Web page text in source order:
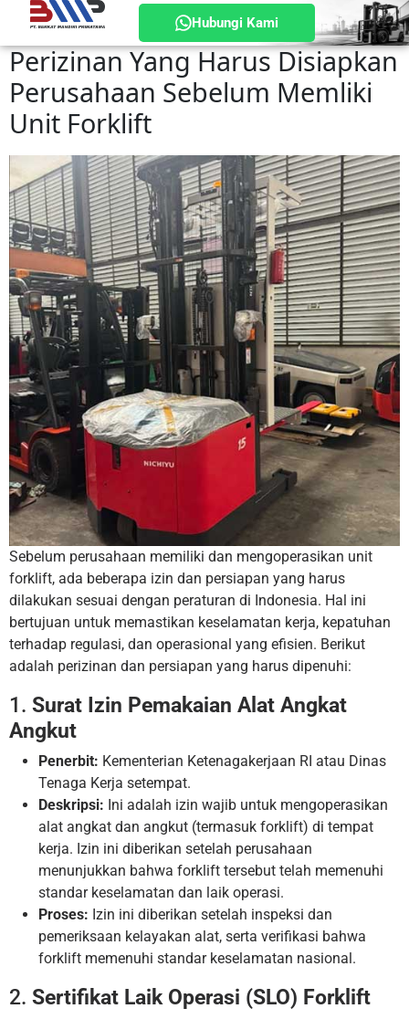
Hubungi Kami
Perizinan Yang Harus Disiapkan
Perusahaan Sebelum Memliki
Unit Forklift
Sebelum perusahaan memiliki dan mengoperasikan unit
forklift, ada beberapa izin dan persiapan yang harus
dilakukan sesuai dengan peraturan di Indonesia. Hal ini
bertujuan untuk memastikan keselamatan kerja, kepatuhan
terhadap regulasi, dan operasional yang efisien. Berikut
adalah perizinan dan persiapan yang harus dipenuhi:
1. Surat Izin Pemakaian Alat Angkat
Angkut
Penerbit: Kementerian Ketenagakerjaan RI atau Dinas
Tenaga Kerja setempat.
Deskripsi: Ini adalah izin wajib untuk mengoperasikan
alat angkat dan angkut (termasuk forklift) di tempat
kerja. Izin ini diberikan setelah perusahaan
menunjukkan bahwa forklift tersebut telah memenuhi
standar keselamatan dan laik operasi.
Proses: Izin ini diberikan setelah inspeksi dan
pemeriksaan kelayakan alat, serta verifikasi bahwa
forklift memenuhi standar keselamatan nasional.
2. Sertifikat Laik Operasi (SLO) Forklift